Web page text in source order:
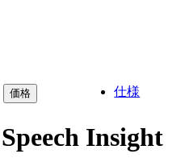
価格 仕様
Insight